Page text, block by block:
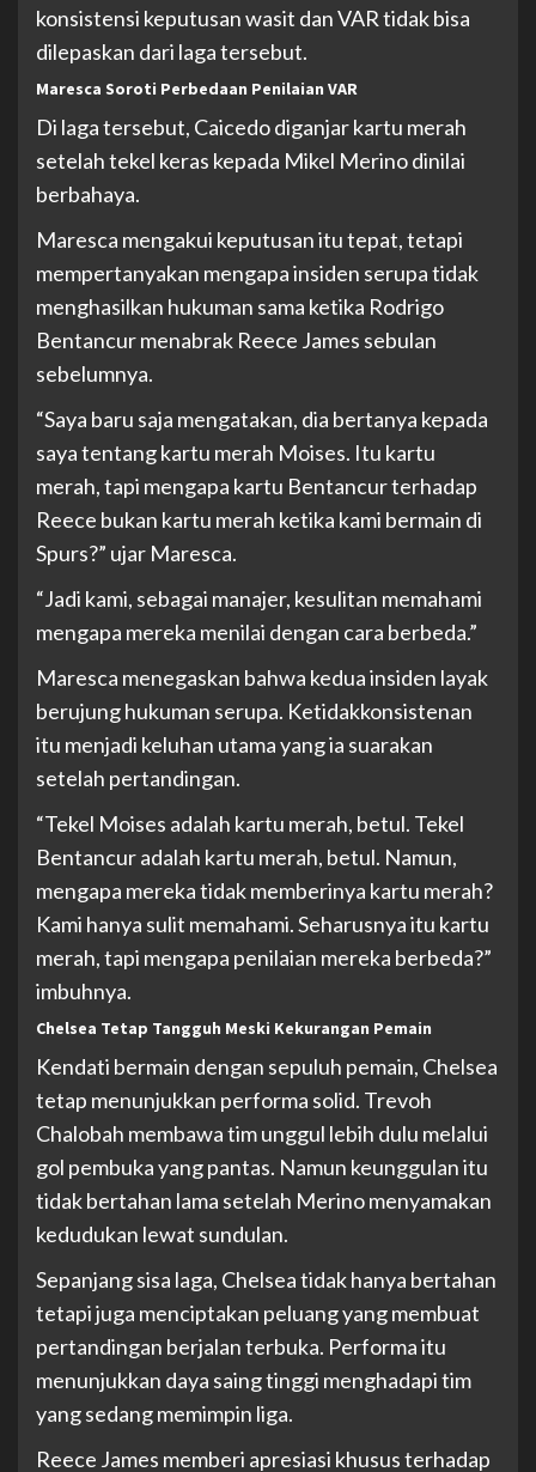
konsistensi keputusan wasit dan VAR tidak bisa
dilepaskan dari laga tersebut.
Maresca Soroti Perbedaan Penilaian VAR
Di laga tersebut, Caicedo diganjar kartu merah
setelah tekel keras kepada Mikel Merino dinilai
berbahaya.
Maresca mengakui keputusan itu tepat, tetapi
mempertanyakan mengapa insiden serupa tidak
menghasilkan hukuman sama ketika Rodrigo
Bentancur menabrak Reece James sebulan
sebelumnya.
“Saya baru saja mengatakan, dia bertanya kepada
saya tentang kartu merah Moises. Itu kartu
merah, tapi mengapa kartu Bentancur terhadap
Reece bukan kartu merah ketika kami bermain di
Spurs?” ujar Maresca.
“Jadi kami, sebagai manajer, kesulitan memahami
mengapa mereka menilai dengan cara berbeda.”
Maresca menegaskan bahwa kedua insiden layak
berujung hukuman serupa. Ketidakkonsistenan
itu menjadi keluhan utama yang ia suarakan
setelah pertandingan.
“Tekel Moises adalah kartu merah, betul. Tekel
Bentancur adalah kartu merah, betul. Namun,
mengapa mereka tidak memberinya kartu merah?
Kami hanya sulit memahami. Seharusnya itu kartu
merah, tapi mengapa penilaian mereka berbeda?”
imbuhnya.
Chelsea Tetap Tangguh Meski Kekurangan Pemain
Kendati bermain dengan sepuluh pemain, Chelsea
tetap menunjukkan performa solid. Trevoh
Chalobah membawa tim unggul lebih dulu melalui
gol pembuka yang pantas. Namun keunggulan itu
tidak bertahan lama setelah Merino menyamakan
kedudukan lewat sundulan.
Sepanjang sisa laga, Chelsea tidak hanya bertahan
tetapi juga menciptakan peluang yang membuat
pertandingan berjalan terbuka. Performa itu
menunjukkan daya saing tinggi menghadapi tim
yang sedang memimpin liga.
Reece James memberi apresiasi khusus terhadap